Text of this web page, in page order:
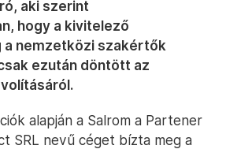
aki szerint
hogy a kivitelező
a nemzetközi szakértők
ezután döntött az
alapján a Salrom a Partener
SRL nevű céget bízta meg a